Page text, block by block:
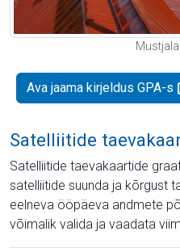
Ava jaama kirjeldus GPA-s
Satelliitide
Satelliitide taevakaartide
satelliitide suunda ja kõrgust
eelneva ööpäeva andmete
võimalik valida ja vaadata